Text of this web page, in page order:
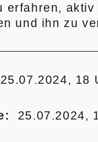
erfahren, aktiv
und ihn zu
18
25.07.2024,